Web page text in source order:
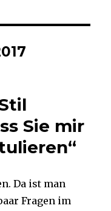
Sie mir
Da ist man
Fragen im